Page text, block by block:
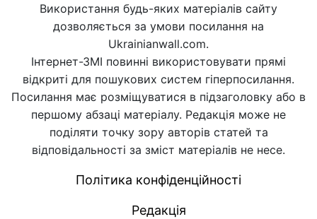
Використання будь-яких матеріалів сайту
дозволяється за умови посилання на
Ukrainianwall.com.
Інтернет-ЗМІ повинні використовувати прямі
відкриті для пошукових систем гіперпосилання.
Посилання має розміщуватися в підзаголовку або в
першому абзаці матеріалу. Редакція може не
поділяти точку зору авторів статей та
відповідальності за зміст матеріалів не несе.
Політика конфіденційності
Редакція